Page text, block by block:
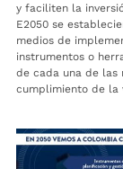
y faciliten la
E2050 se
medios de
instrumentos o
de cada una de las
cumplimiento de la